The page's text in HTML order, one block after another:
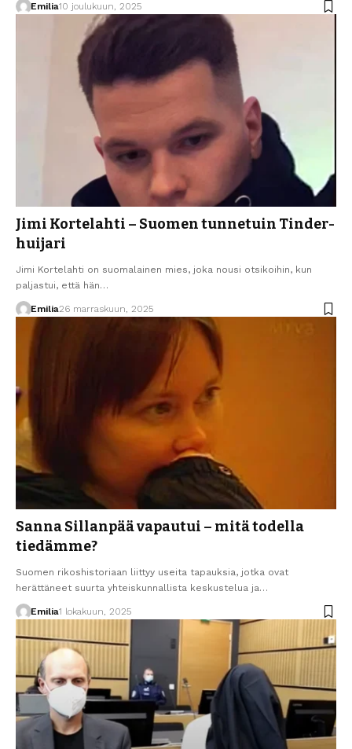
Emilia10 joulukuun, 2025
Jimi Kortelahti – Suomen tunnetuin Tinder-
huijari
Jimi Kortelahti on suomalainen mies, joka nousi otsikoihin, kun
paljastui, että hän…
Emilia26 marraskuun, 2025
Sanna Sillanpää vapautui – mitä todella
tiedämme?
Suomen rikoshistoriaan liittyy useita tapauksia, jotka ovat
herättäneet suurta yhteiskunnallista keskustelua ja…
Emilia1 lokakuun, 2025